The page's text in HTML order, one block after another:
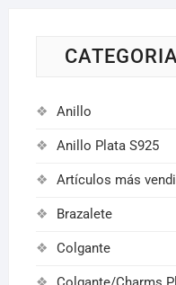
Anillo
Anillo Plata S925
Artículos más
Brazalete
Colgante